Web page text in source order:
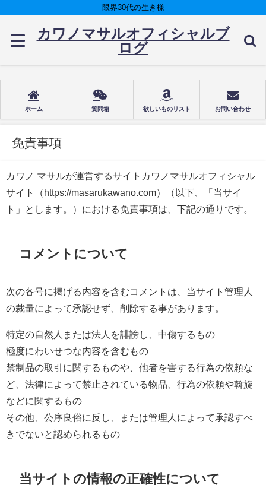
限界30代の生き様
カワノマサルオフィシャルブ
ログ
ホーム 質問箱 欲しいものリスト お問い合わせ
免責事項
カワノ マサルが運営するサイトカワノマサルオフィシャル
サイト（https://masarukawano.com）（以下、「当サイ
ト」とします。）における免責事項は、下記の通りです。
コメントについて
次の各号に掲げる内容を含むコメントは、当サイト管理人
の裁量によって承認せず、削除する事があります。
特定の自然人または法人を誹謗し、中傷するもの
極度にわいせつな内容を含むもの
禁制品の取引に関するものや、他者を害する行為の依頼な
ど、法律によって禁止されている物品、行為の依頼や斡旋
などに関するもの
その他、公序良俗に反し、または管理人によって承認すべ
きでないと認められるもの
当サイトの情報の正確性について